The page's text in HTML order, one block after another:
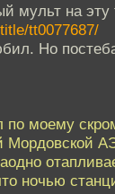
мульт на эту
tt0077687/
Но
по моему
Мордовской
ночью